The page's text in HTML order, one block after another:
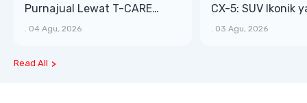
Purnajual Lewat T-CARE
XTRA, Manfaat Lebih Besar
. 04 Agu, 2026
CX-5: SUV Ikonik
Bongsor, Mewah,
. 03 Agu, 2026
Read All